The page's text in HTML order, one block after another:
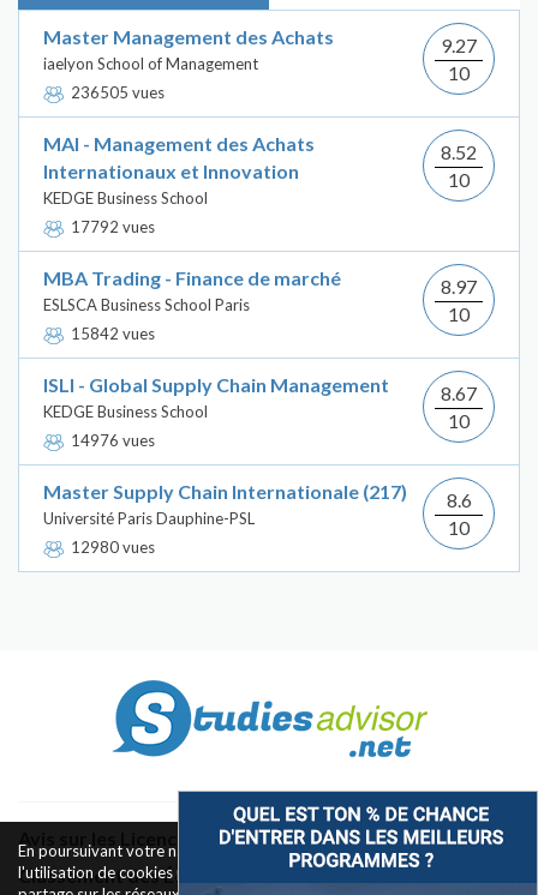
Master Management des Achats
iaelyon School of Management
236505 vues
9.27
10
MAI - Management des Achats
Internationaux et Innovation
KEDGE Business School
17792 vues
8.52
10
MBA Trading - Finance de marché
ESLSCA Business School Paris
15842 vues
8.97
10
ISLI - Global Supply Chain Management
KEDGE Business School
14976 vues
8.67
10
Master Supply Chain Internationale (217)
Université Paris Dauphine-PSL
12980 vues
8.6
10
Avis sur les Licences & Bachelors
Classement des Écoles
En poursuivant votre navigation sur ce site, vous acceptez
l'utilisation de cookies pour le fonctionnement des boutons de